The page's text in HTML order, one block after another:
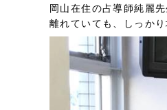
岡山在住の占導師純麗
離れていても、しっか